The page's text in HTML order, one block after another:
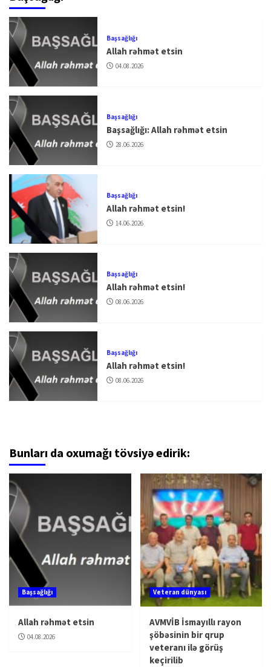
Başsağlığı
Allah rəhmət etsin
04.08.2026
Başsağlığı
Başsağlığı: Allah rəhmət etsin
28.06.2026
Başsağlığı
Allah rəhmət etsin!
14.06.2026
Başsağlığı
Allah rəhmət etsin!
08.06.2026
Başsağlığı
Allah rəhmət etsin!
08.06.2026
Bunları da oxumağı tövsiyə edirik:
Başsağlığı
Allah rəhmət etsin
04.08.2026
Veteran dünyası
AVMVİB İsmayıllı rayon
şöbəsinin bir qrup
veteranı ilə görüş
keçirilib